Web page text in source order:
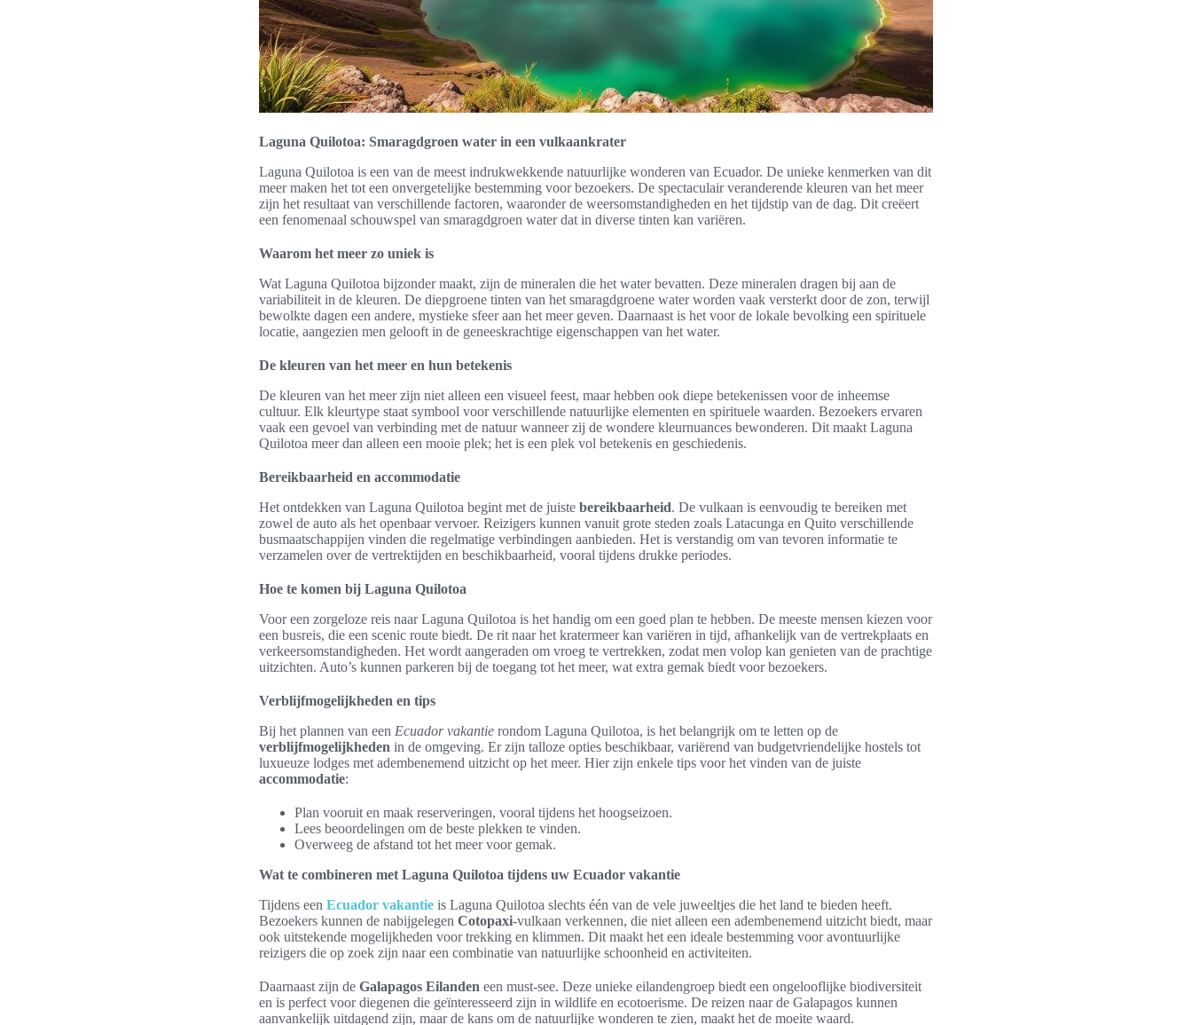
Laguna Quilotoa: Smaragdgroen water in een vulkaankrater
Laguna Quilotoa is een van de meest indrukwekkende natuurlijke wonderen van Ecuador. De unieke kenmerken van dit
meer maken het tot een onvergetelijke bestemming voor bezoekers. De spectaculair veranderende kleuren van het meer
zijn het resultaat van verschillende factoren, waaronder de weersomstandigheden en het tijdstip van de dag. Dit creëert
een fenomenaal schouwspel van smaragdgroen water dat in diverse tinten kan variëren.
Waarom het meer zo uniek is
Wat Laguna Quilotoa bijzonder maakt, zijn de mineralen die het water bevatten. Deze mineralen dragen bij aan de
variabiliteit in de kleuren. De diepgroene tinten van het smaragdgroene water worden vaak versterkt door de zon, terwijl
bewolkte dagen een andere, mystieke sfeer aan het meer geven. Daarnaast is het voor de lokale bevolking een spirituele
locatie, aangezien men gelooft in de geneeskrachtige eigenschappen van het water.
De kleuren van het meer en hun betekenis
De kleuren van het meer zijn niet alleen een visueel feest, maar hebben ook diepe betekenissen voor de inheemse
cultuur. Elk kleurtype staat symbool voor verschillende natuurlijke elementen en spirituele waarden. Bezoekers ervaren
vaak een gevoel van verbinding met de natuur wanneer zij de wondere kleurnuances bewonderen. Dit maakt Laguna
Quilotoa meer dan alleen een mooie plek; het is een plek vol betekenis en geschiedenis.
Bereikbaarheid en accommodatie
Het ontdekken van Laguna Quilotoa begint met de juiste bereikbaarheid. De vulkaan is eenvoudig te bereiken met
zowel de auto als het openbaar vervoer. Reizigers kunnen vanuit grote steden zoals Latacunga en Quito verschillende
busmaatschappijen vinden die regelmatige verbindingen aanbieden. Het is verstandig om van tevoren informatie te
verzamelen over de vertrektijden en beschikbaarheid, vooral tijdens drukke periodes.
Hoe te komen bij Laguna Quilotoa
Voor een zorgeloze reis naar Laguna Quilotoa is het handig om een goed plan te hebben. De meeste mensen kiezen voor
een busreis, die een scenic route biedt. De rit naar het kratermeer kan variëren in tijd, afhankelijk van de vertrekplaats en
verkeersomstandigheden. Het wordt aangeraden om vroeg te vertrekken, zodat men volop kan genieten van de prachtige
uitzichten. Auto’s kunnen parkeren bij de toegang tot het meer, wat extra gemak biedt voor bezoekers.
Verblijfmogelijkheden en tips
Bij het plannen van een Ecuador vakantie rondom Laguna Quilotoa, is het belangrijk om te letten op de
verblijfmogelijkheden in de omgeving. Er zijn talloze opties beschikbaar, variërend van budgetvriendelijke hostels tot
luxueuze lodges met adembenemend uitzicht op het meer. Hier zijn enkele tips voor het vinden van de juiste
accommodatie:
Plan vooruit en maak reserveringen, vooral tijdens het hoogseizoen.
Lees beoordelingen om de beste plekken te vinden.
Overweeg de afstand tot het meer voor gemak.
Wat te combineren met Laguna Quilotoa tijdens uw Ecuador vakantie
Tijdens een Ecuador vakantie is Laguna Quilotoa slechts één van de vele juweeltjes die het land te bieden heeft.
Bezoekers kunnen de nabijgelegen Cotopaxi-vulkaan verkennen, die niet alleen een adembenemend uitzicht biedt, maar
ook uitstekende mogelijkheden voor trekking en klimmen. Dit maakt het een ideale bestemming voor avontuurlijke
reizigers die op zoek zijn naar een combinatie van natuurlijke schoonheid en activiteiten.
Daarnaast zijn de Galapagos Eilanden een must-see. Deze unieke eilandengroep biedt een ongelooflijke biodiversiteit
en is perfect voor diegenen die geïnteresseerd zijn in wildlife en ecotoerisme. De reizen naar de Galapagos kunnen
aanvankelijk uitdagend zijn, maar de kans om de natuurlijke wonderen te zien, maakt het de moeite waard.